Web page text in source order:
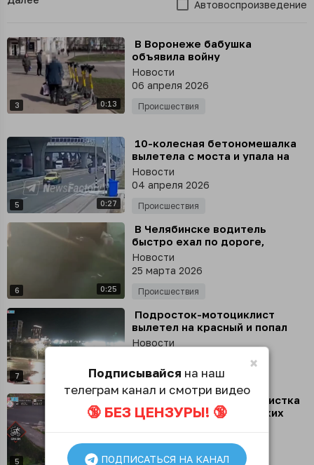
Автовоспроизведение
3 0:13
⁣ В Воронеже бабушка
объявила войну
электросамокатам
Новости
06 апреля 2026
Происшествия
5 0:27
⁣ 10-колесная бетономешалка
вылетела с моста и упала на
проезжающий в этот момент
автомобиль
Новости
04 апреля 2026
Происшествия
6 0:25
⁣ В Челябинске водитель
быстро ехал по дороге,
опаздывая на работу, но в
итоге его автомобиль
«намотало» на столб
Новости
25 марта 2026
Происшествия
7 0:16
⁣ Подросток-мотоциклист
вылетел на красный и попал
под колеса иномарке в
Новости
Происшествия
5 0:33
⁣ Итальянская велосипедистка
упала с высоты нескольких
23 марта 2026
Происшествия
×
Подписывайся на наш
телеграм канал и смотри видео
🔞 БЕЗ ЦЕНЗУРЫ! 🔞
ПОДПИСАТЬСЯ НА КАНАЛ